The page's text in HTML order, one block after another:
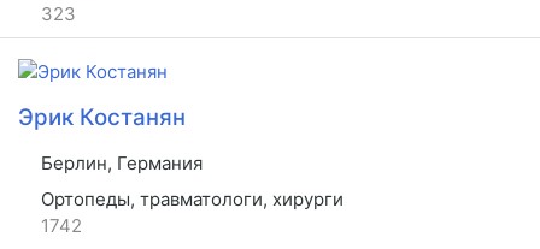
323
Эрик Костанян
Берлин, Германия
Ортопеды, травматологи, хирурги
1742